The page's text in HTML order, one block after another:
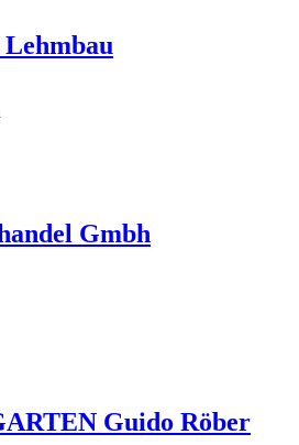
Gmbh
Guido Röber